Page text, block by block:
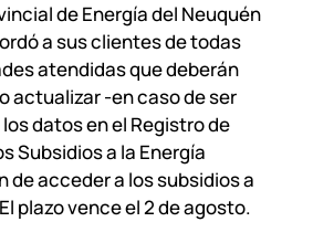
de Energía del Neuquén
a sus clientes de todas
atendidas que deberán
actualizar -en caso de ser
datos en el Registro de
Subsidios a la Energía
de acceder a los subsidios a
plazo vence el 2 de agosto.